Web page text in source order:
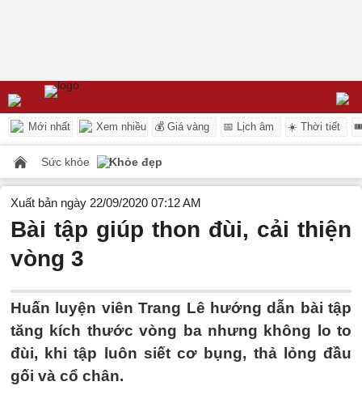
Mới nhất Xem nhiều 💰 Giá vàng 📅 Lịch âm ☀️ Thời tiết
Sức khỏe Khỏe đẹp
Xuất bản ngày 22/09/2020 07:12 AM
Bài tập giúp thon đùi, cải thiện
vòng 3
Huấn luyện viên Trang Lê hướng dẫn bài tập
tăng kích thước vòng ba nhưng không lo to
đùi, khi tập luôn siết cơ bụng, thả lỏng đầu
gối và cổ chân.